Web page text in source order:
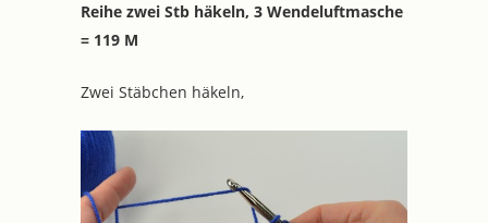
Reihe zwei Stb häkeln, 3 Wendeluftmasche
= 119 M
Zwei Stäbchen häkeln,